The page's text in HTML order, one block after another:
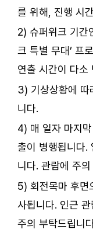
를 위해, 진행 시
2) 슈퍼위크 기간
크 특별 무대’ 프
연출 시간이 다소
3) 기상상황에 따
니다.
4) 매 일자 마지
출이 병행됩니다.
니다. 관람에 주
5) 회전목마 후면
사됩니다. 인근
주의 부탁드립니